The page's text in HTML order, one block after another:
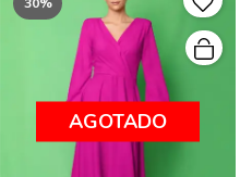
AGOTADO